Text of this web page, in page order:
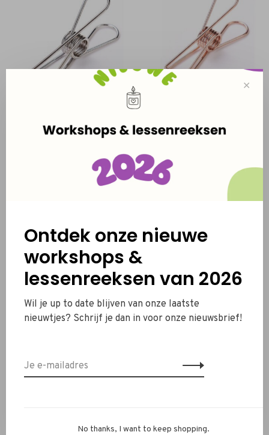
€0,50 €0,50
Paperclip - fish - GOUD
€0,50
Paperclip - raindrop -
GOUD
✕
Ontdek onze nieuwe
workshops &
lessenreeksen van 2026
Wil je up to date blijven van onze laatste
nieuwtjes? Schrijf je dan in voor onze nieuwsbrief!
No thanks, I want to keep shopping.